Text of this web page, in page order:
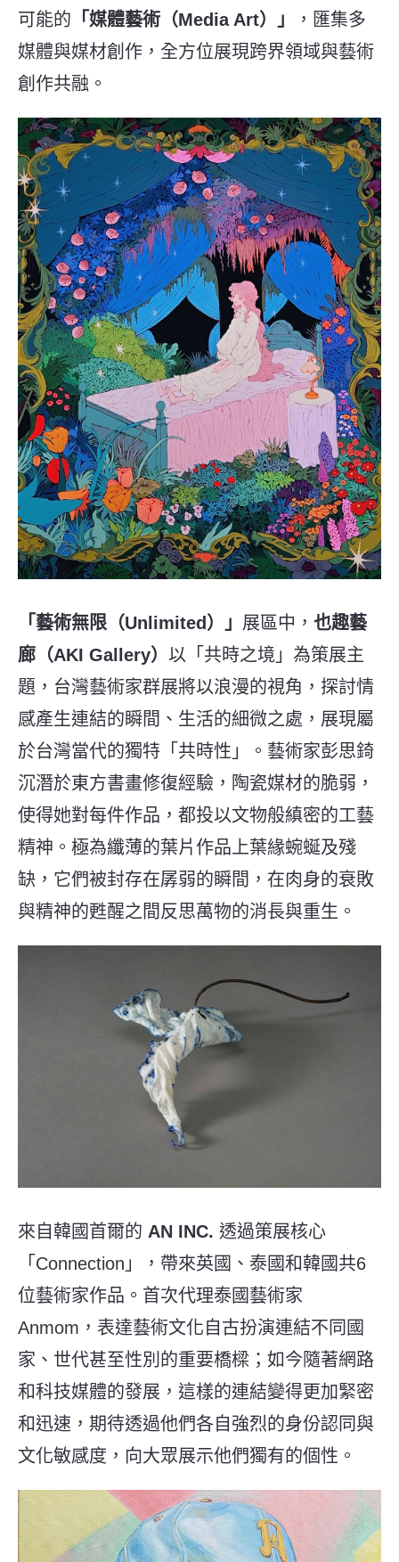
可能的 「媒體藝術（Media Art）」
，匯集多
媒體與媒材創作，全方位展現跨界領域與藝術
創作共融。
「藝術無限（Unlimited）」 展區中， 也趣藝
廊（AKI Gallery） 以「共時之境」為策展主
題，台灣藝術家群展將以浪漫的視角，探討情
感產生連結的瞬間、生活的細微之處，展現屬
於台灣當代的獨特「共時性」。藝術家彭思錡
沉潛於東方書畫修復經驗，陶瓷媒材的脆弱，
使得她對每件作品，都投以文物般縝密的工藝
精神。極為纖薄的葉片作品上葉緣蜿蜒及殘
缺，它們被封存在孱弱的瞬間，在肉身的衰敗
與精神的甦醒之間反思萬物的消長與重生。
來自韓國首爾的 AN INC. 透過策展核心
「Connection」，帶來英國、泰國和韓國共6
位藝術家作品。首次代理泰國藝術家
Anmom，表達藝術文化自古扮演連結不同國
家、世代甚至性別的重要橋樑；如今隨著網路
和科技媒體的發展，這樣的連結變得更加緊密
和迅速，期待透過他們各自強烈的身份認同與
文化敏感度，向大眾展示他們獨有的個性。